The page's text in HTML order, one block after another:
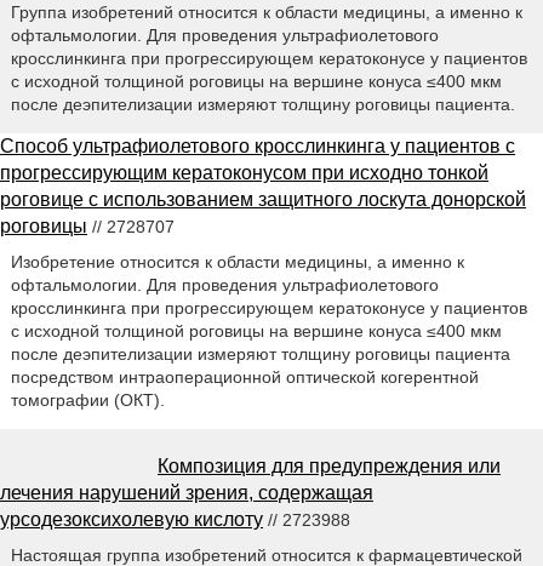
Группа изобретений относится к области медицины, а именно к
офтальмологии. Для проведения ультрафиолетового
кросслинкинга при прогрессирующем кератоконусе у пациентов
с исходной толщиной роговицы на вершине конуса ≤400 мкм
после деэпителизации измеряют толщину роговицы пациента.
Способ ультрафиолетового кросслинкинга у пациентов с
прогрессирующим кератоконусом при исходно тонкой
роговице с использованием защитного лоскута донорской
роговицы // 2728707
Изобретение относится к области медицины, а именно к
офтальмологии. Для проведения ультрафиолетового
кросслинкинга при прогрессирующем кератоконусе у пациентов
с исходной толщиной роговицы на вершине конуса ≤400 мкм
после деэпителизации измеряют толщину роговицы пациента
посредством интраоперационной оптической когерентной
томографии (ОКТ).
Композиция для предупреждения или
лечения нарушений зрения, содержащая
урсодезоксихолевую кислоту // 2723988
Настоящая группа изобретений относится к фармацевтической